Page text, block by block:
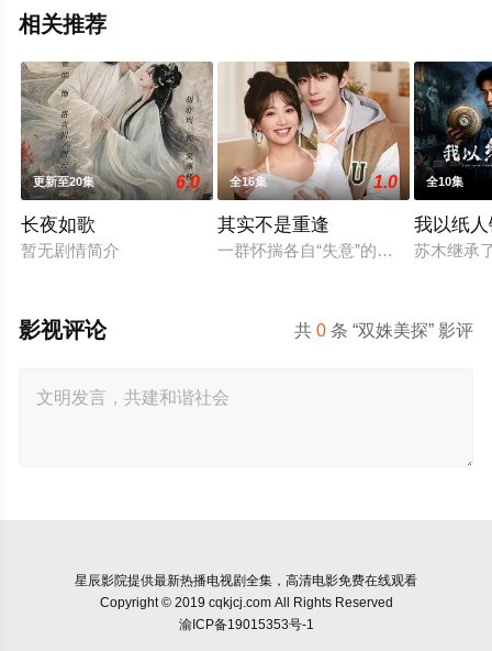
相关推荐
更新至20集 6.0
长夜如歌
暂无剧情简介
全16集 1.0
其实不是重逢
一群怀揣各自“失意”的年轻人，在沿
全10集
我以纸
苏木继承
共0 条 “双姝美探” 影评
影视评论
星辰影院提供最新热播电视剧全集，高清电影免费在线观看
Copyright © 2019 cqkjcj.com All Rights Reserved
渝ICP备19015353号-1